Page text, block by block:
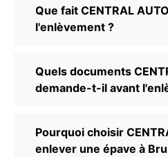
Que fait CENTRAL
l'enlèvement ?
Quels documents
demande-t-il avant
Pourquoi choisir
enlever une épave à